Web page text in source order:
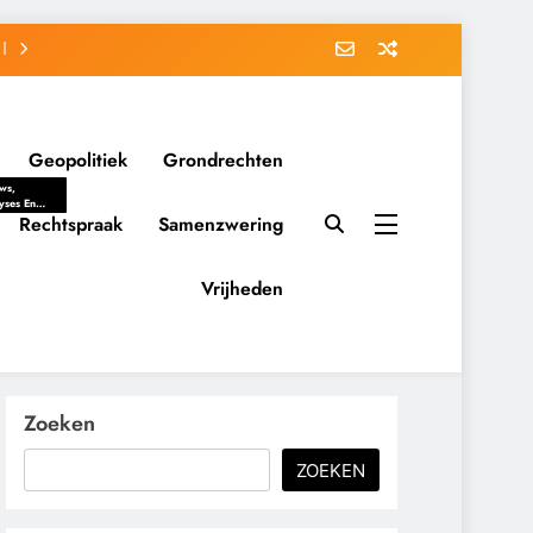
Geopolitiek Grondrechten
En
Politieke
Belangen
Op
Rechtspraak Samenzwering
Vrijheden
Zoeken
ZOEKEN